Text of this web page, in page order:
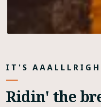
IT'S
Ridin' the